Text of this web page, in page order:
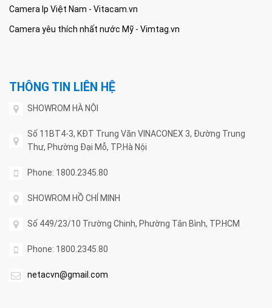
Camera Ip Việt Nam - Vitacam.vn
Camera yêu thích nhất nước Mỹ - Vimtag.vn
THÔNG TIN LIÊN HỆ
SHOWROM HÀ NỘI
Số 11BT4-3, KĐT Trung Văn VINACONEX 3, Đường Trung
Thư, Phường Đại Mỗ, TP.Hà Nội
Phone: 1800.2345.80
SHOWROM HỒ CHÍ MINH
Số 449/23/10 Trường Chinh, Phường Tân Bình, TP.HCM
Phone: 1800.2345.80
netacvn@gmail.com